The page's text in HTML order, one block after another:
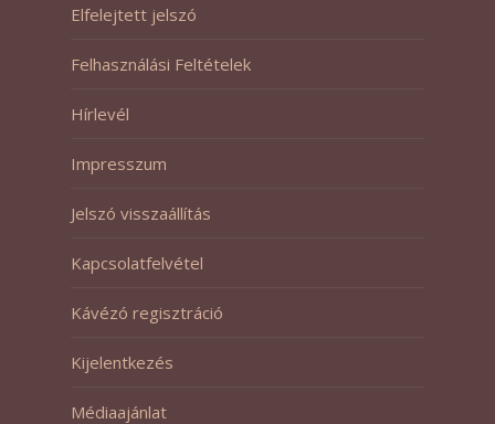
Elfelejtett jelszó
Felhasználási Feltételek
Hírlevél
Impresszum
Jelszó visszaállítás
Kapcsolatfelvétel
Kávézó regisztráció
Kijelentkezés
Médiaajánlat